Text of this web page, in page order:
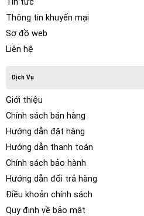
Tin tức
Thông tin khuyến mại
Sơ đồ web
Liên hệ
Dịch Vụ
Giới thiệu
Chính sách bán hàng
Hướng dẫn đặt hàng
Hướng dẫn thanh toán
Chính sách bảo hành
Hướng dẫn đổi trả hàng
Điều khoản chính sách
Quy định về bảo mật